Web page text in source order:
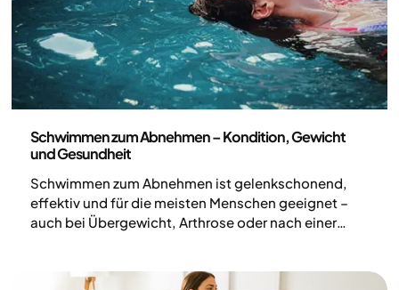
Schwimmen zum Abnehmen – Kondition, Gewicht
und Gesundheit
Schwimmen zum Abnehmen ist gelenkschonend,
effektiv und für die meisten Menschen geeignet –
auch bei Übergewicht, Arthrose oder nach einer
um bis zu 90 % und macht Schwimmen zu einer